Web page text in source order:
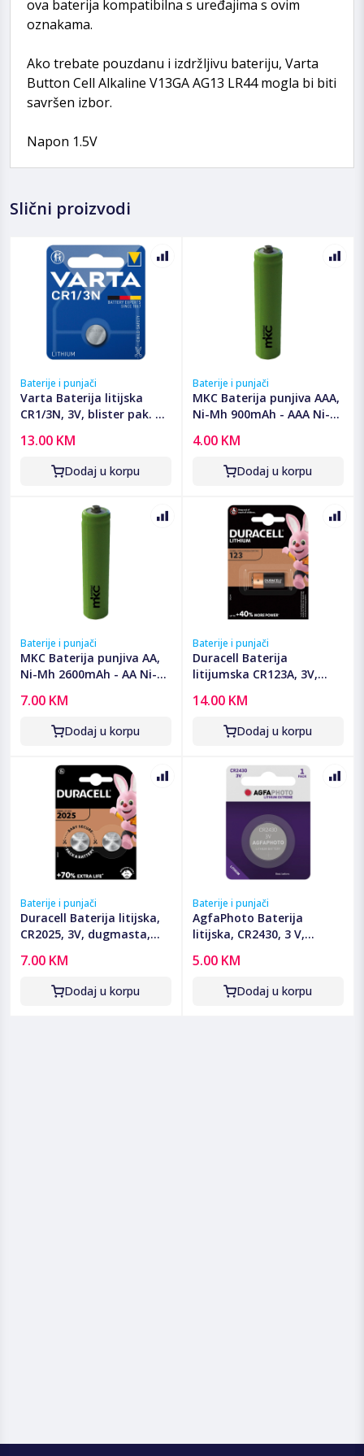
ova baterija kompatibilna s uređajima s ovim
oznakama.
Ako trebate pouzdanu i izdržljivu bateriju, Varta
Button Cell Alkaline V13GA AG13 LR44 mogla bi biti
savršen izbor.
Napon 1.5V
Slični proizvodi
Baterije i punjači
Varta Baterija litijska
CR1/3N, 3V, blister pak. 1
13.00 KM
Dodaj u korpu
Baterije i punjači
MKC Baterija punjiva AAA,
Ni-Mh 900mAh - AAA Ni-
4.00 KM
Dodaj u korpu
Baterije i punjači
MKC Baterija punjiva AA,
Ni-Mh 2600mAh - AA Ni-
7.00 KM
Dodaj u korpu
Baterije i punjači
Duracell Baterija
litijumska CR123A, 3V,
14.00 KM
Dodaj u korpu
Baterije i punjači
Duracell Baterija litijska,
CR2025, 3V, dugmasta,
7.00 KM
Dodaj u korpu
Baterije i punjači
AgfaPhoto Baterija
litijska, CR2430, 3 V,
CR2430 B1
5.00 KM
Dodaj u korpu